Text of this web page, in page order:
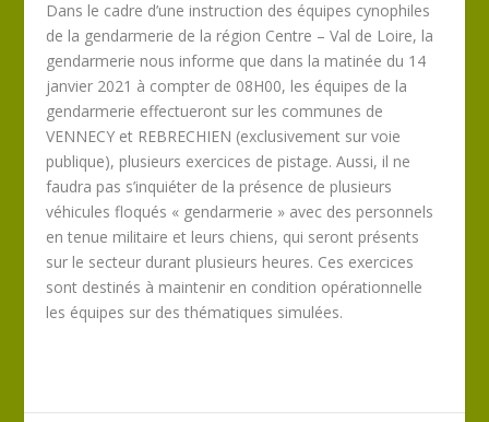
Dans le cadre d’une instruction des équipes cynophiles
de la gendarmerie de la région Centre – Val de Loire, la
gendarmerie nous informe que dans la matinée du 14
janvier 2021 à compter de 08H00, les équipes de la
gendarmerie effectueront sur les communes de
VENNECY et REBRECHIEN (exclusivement sur voie
publique), plusieurs exercices de pistage. Aussi, il ne
faudra pas s’inquiéter de la présence de plusieurs
véhicules floqués « gendarmerie » avec des personnels
en tenue militaire et leurs chiens, qui seront présents
sur le secteur durant plusieurs heures. Ces exercices
sont destinés à maintenir en condition opérationnelle
les équipes sur des thématiques simulées.